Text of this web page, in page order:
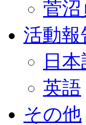
菅沼
活動報
日
英語
その他